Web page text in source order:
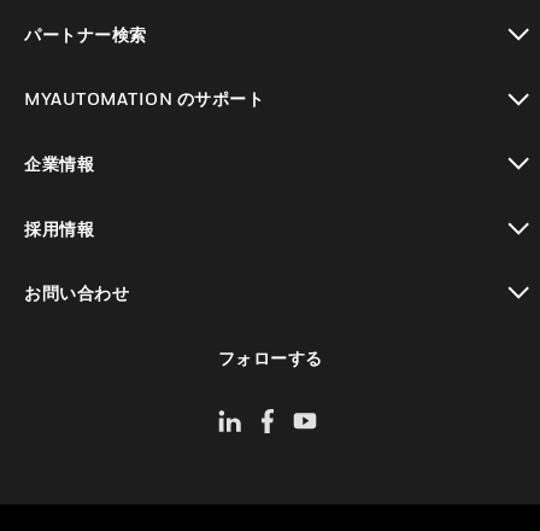
パートナー検索
MYAUTOMATION のサポート
企業情報
採用情報
お問い合わせ
フォローする